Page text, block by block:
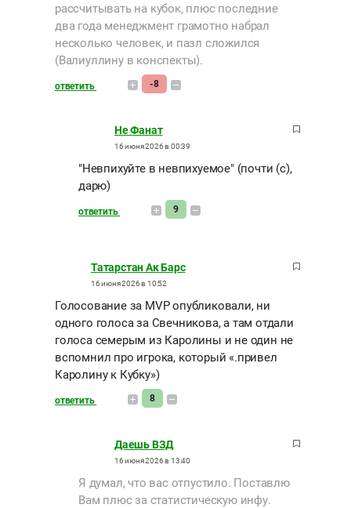
рассчитывать на кубок, плюс последние
два года менеджмент грамотно набрал
несколько человек, и пазл сложился
(Валиуллину в конспекты).
ответить -8
Не Фанат
16 июня 2026 в 00:39
"Невпихуйте в невпихуемое" (почти (с),
дарю)
ответить 9
Татарстан Ак Барс
16 июня 2026 в 10:52
Голосование за MVP опубликовали, ни
одного голоса за Свечникова, а там отдали
голоса семерым из Каролины и не один не
вспомнил про игрока, который «.привел
Каролину к Кубку»)
ответить 8
Даешь ВЗД
16 июня 2026 в 13:40
Я думал, что вас отпустило. Поставлю
Вам плюс за статистическую инфу.